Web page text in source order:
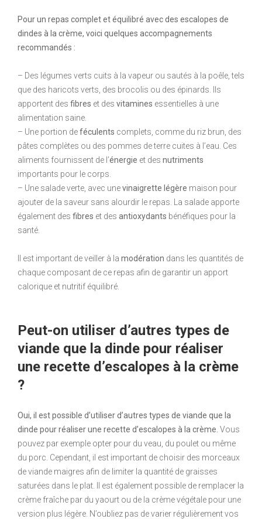
Pour un repas complet et équilibré avec des escalopes de
dindes à la crème, voici quelques accompagnements
recommandés :
– Des légumes verts cuits à la vapeur ou sautés à la poêle, tels
que des haricots verts, des brocolis ou des épinards. Ils
apportent des fibres et des vitamines essentielles à une
alimentation saine.
– Une portion deféculents complets, comme du riz brun, des
pâtes complètes ou des pommes de terre cuites à l’eau. Ces
aliments fournissent de l’énergie et des nutriments
importants pour le corps.
– Une salade verte, avec unevinaigrette légère maison pour
ajouter de la saveur sans alourdir le repas. La salade apporte
également des fibres et des antioxydants bénéfiques pour la
santé.
Il est important de veiller à la modération dans les quantités de
chaque composant de ce repas afin de garantir un apport
calorique et nutritif équilibré.
Peut-on utiliser d’autres types de
viande que la dinde pour réaliser
une recette d’escalopes à la crème
?
Oui, il est possible d’utiliser d’autres types de viande que la
dinde pour réaliser une recette d’escalopes à la crème. Vous
pouvez par exemple opter pour du veau, du poulet ou même
du porc. Cependant, il est important de choisir des morceaux
de viande maigres afin de limiter la quantité de graisses
saturées dans le plat. Il est également possible de remplacer la
crème fraîche par du yaourt ou de la crème végétale pour une
version plus légère. N’oubliez pas de varier régulièrement vos